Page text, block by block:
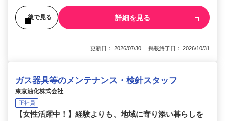
後で見る 詳細を見る
更新日： 2026/07/30 掲載終了日： 2026/10/31
ガス器具等のメンテナンス・検針スタッフ
東京油化株式会社
正社員
【女性活躍中！】経験よりも、地域に寄り添い暮らしを